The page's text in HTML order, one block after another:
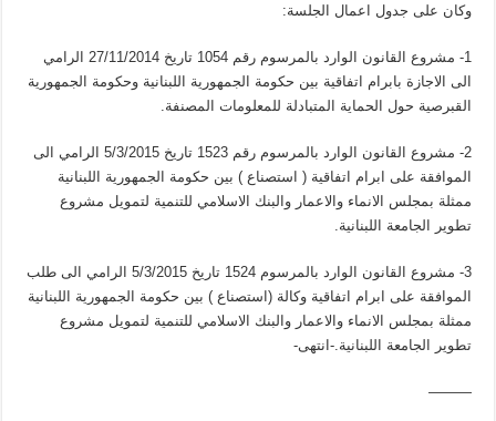
وكان على جدول اعمال الجلسة:
1- مشروع القانون الوارد بالمرسوم رقم 1054 تاريخ 27/11/2014 الرامي
الى الاجازة بابرام اتفاقية بين حكومة الجمهورية اللبنانية وحكومة الجمهورية
القبرصية حول الحماية المتبادلة للمعلومات المصنفة.
2- مشروع القانون الوارد بالمرسوم رقم 1523 تاريخ 5/3/2015 الرامي الى
الموافقة على ابرام اتفاقية ( استصناع ) بين حكومة الجمهورية اللبنانية
ممثلة بمجلس الانماء والاعمار والبنك الاسلامي للتنمية لتمويل مشروع
تطوير الجامعة اللبنانية.
3- مشروع القانون الوارد بالمرسوم 1524 تاريخ 5/3/2015 الرامي الى طلب
الموافقة على ابرام اتفاقية وكالة (استصناع ) بين حكومة الجمهورية اللبنانية
ممثلة بمجلس الانماء والاعمار والبنك الاسلامي للتنمية لتمويل مشروع
تطوير الجامعة اللبنانية.-انتهى-
———